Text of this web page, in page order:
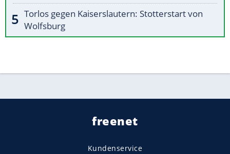
Torlos gegen Kaiserslautern: Stotterstart von
Wolfsburg
freenet
Kundenservice